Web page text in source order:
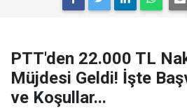
PTT'den 22.000 TL
Müjdesi Geldi! İşte
ve Koşullar...